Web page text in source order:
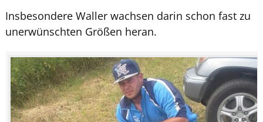
Insbesondere Waller wachsen darin schon fast zu
unerwünschten Größen heran.